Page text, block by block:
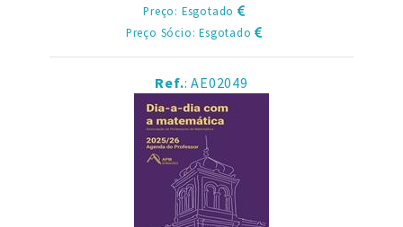
Preço: Esgotado
Preço Sócio: Esgotado
Ref.: AE02049